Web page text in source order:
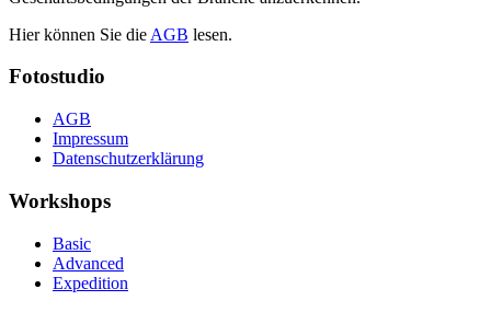
Hier können Sie die AGB lesen.
Fotostudio
AGB
Impressum
Datenschutzerklärung
Workshops
Basic
Advanced
Expedition